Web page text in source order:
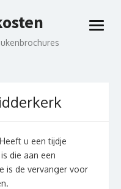
open
Heeft u een tijdje
die aan een
is de vervanger voor